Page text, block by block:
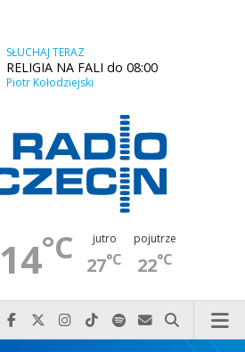
SŁUCHAJ TERAZ
RELIGIA NA FALI do 08:00
Piotr Kołodziejski
14°C jutro
27°C
pojutrze
22°C
Najlepiej po prostu do nas zadzwoń
Odwiedź nas na Facebook-u
Odwiedź nas na X
Odwiedź nas na Instagram-ie
Odwiedź nas na TikTok-u
Szukaj nas na Spotify
Wyślij do nas
Szukaj